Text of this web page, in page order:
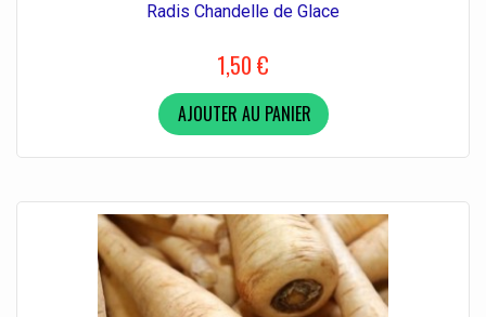
Radis Chandelle de Glace
1,50 €
AJOUTER AU PANIER